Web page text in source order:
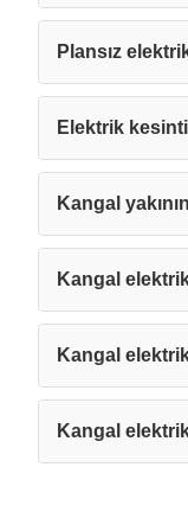
Plansız
Elektrik
Kangal
Kangal
Kangal
Kangal